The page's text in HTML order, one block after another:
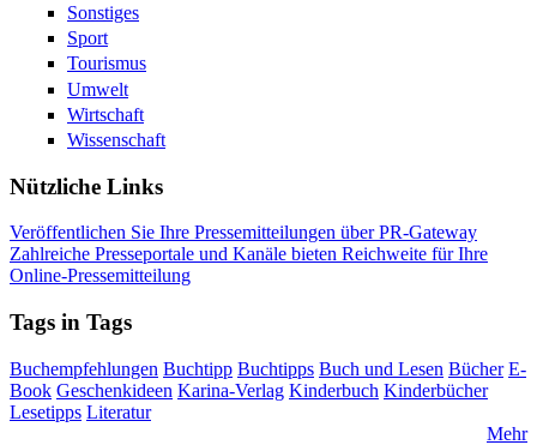
Sonstiges
Sport
Tourismus
Umwelt
Wirtschaft
Wissenschaft
Nützliche Links
Veröffentlichen Sie Ihre Pressemitteilungen über PR-Gateway
Zahlreiche Presseportale und Kanäle bieten Reichweite für Ihre
Online-Pressemitteilung
Tags in Tags
Buchempfehlungen Buchtipp Buchtipps Buch und Lesen Bücher E-
Book Geschenkideen Karina-Verlag Kinderbuch Kinderbücher
Lesetipps Literatur
Mehr